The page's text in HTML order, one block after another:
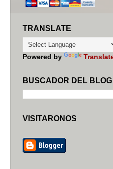
TRANSLATE
Powered by
BUSCADOR DEL BLOG
VISITARONOS